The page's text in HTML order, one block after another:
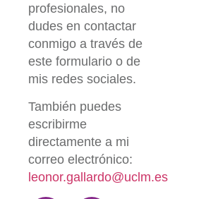
profesionales, no
dudes en contactar
conmigo a través de
este formulario o de
mis redes sociales.
También puedes
escribirme
directamente a mi
correo electrónico:
leonor.gallardo@uclm.es